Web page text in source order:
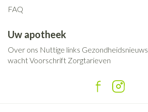
FAQ
Uw apotheek
Over ons Nuttige links Gezondheidsnieuws
wachtVoorschrift Zorgtarieven